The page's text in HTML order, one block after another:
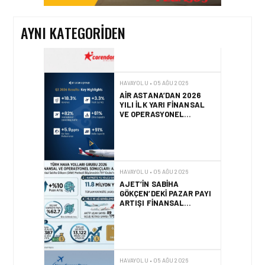
AYNI KATEGORIDEN
VE OPERASYONEL
SONUÇLARI!
ARTIŞI FINANSAL
SONUÇLARI NASIL
ETKILEDI?
DIJITAL İŞE ALIM